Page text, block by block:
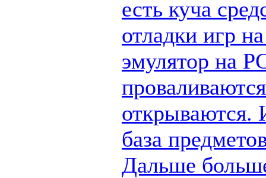
есть куча
отладки игр
эмулятор на
открываются.
база
Дальше